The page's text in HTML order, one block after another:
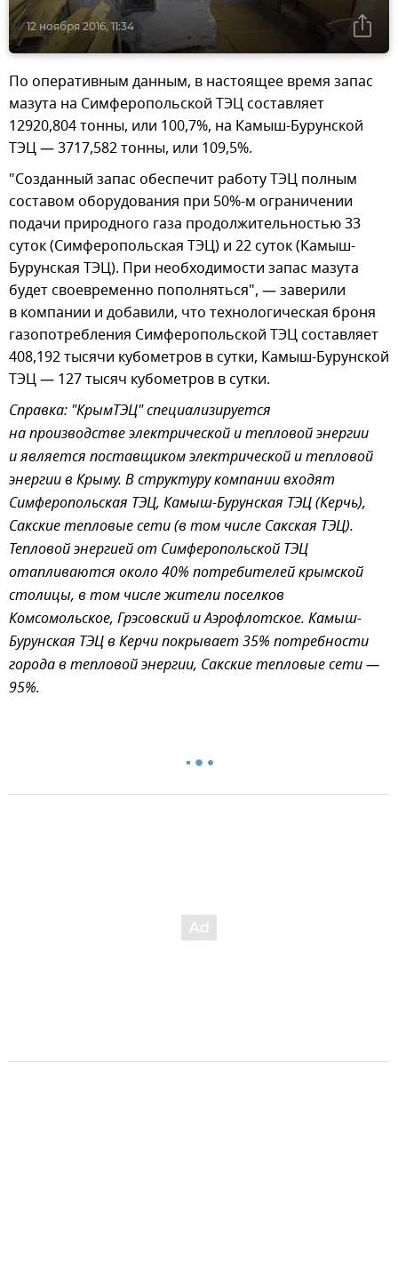
12 ноября 2016, 11:34
По оперативным данным, в настоящее время запас
мазута на Симферопольской ТЭЦ составляет
12920,804 тонны, или 100,7%, на Камыш-Бурунской
ТЭЦ — 3717,582 тонны, или 109,5%.
"Созданный запас обеспечит работу ТЭЦ полным
составом оборудования при 50%-м ограничении
подачи природного газа продолжительностью 33
суток (Симферопольская ТЭЦ) и 22 суток (Камыш-
Бурунская ТЭЦ). При необходимости запас мазута
будет своевременно пополняться", — заверили
в компании и добавили, что технологическая броня
газопотребления Симферопольской ТЭЦ составляет
408,192 тысячи кубометров в сутки, Камыш-Бурунской
ТЭЦ — 127 тысяч кубометров в сутки.
Справка: "КрымТЭЦ" специализируется
на производстве электрической и тепловой энергии
и является поставщиком электрической и тепловой
энергии в Крыму. В структуру компании входят
Симферопольская ТЭЦ, Камыш-Бурунская ТЭЦ (Керчь),
Сакские тепловые сети (в том числе Сакская ТЭЦ).
Тепловой энергией от Симферопольской ТЭЦ
отапливаются около 40% потребителей крымской
столицы, в том числе жители поселков
Комсомольское, Грэсовский и Аэрофлотское. Камыш-
Бурунская ТЭЦ в Керчи покрывает 35% потребности
города в тепловой энергии, Сакские тепловые сети —
95%.